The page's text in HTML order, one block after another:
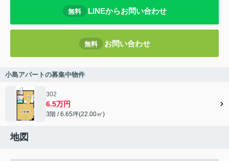
無料 LINEからお問い合わせ
無料 お問い合わせ
小島アパートの募集中物件
302
6.5万円
3階 / 6.65坪(22.00㎡)
地図